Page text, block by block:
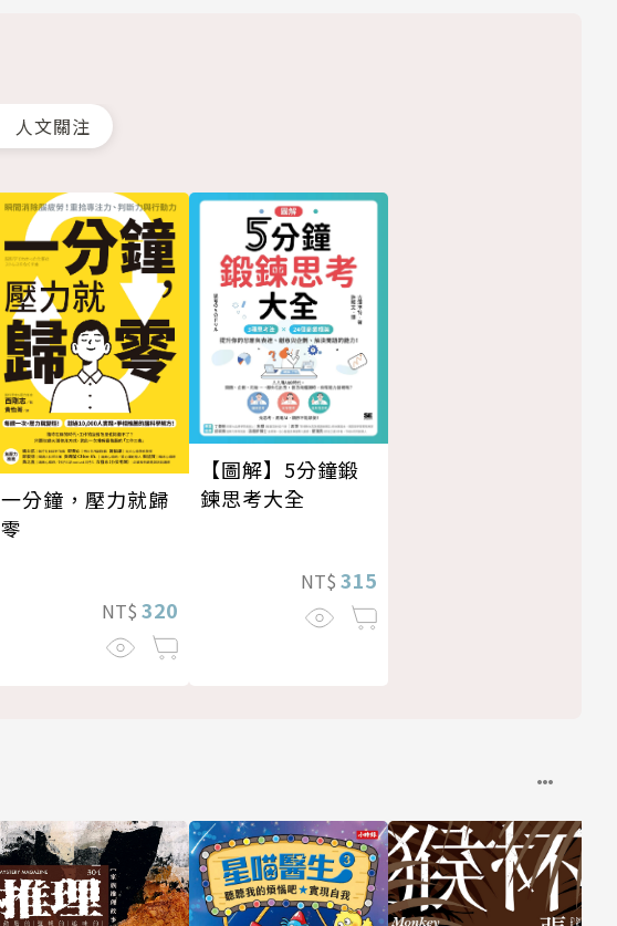
人文關注
一分鐘，壓力就歸
零
NT$ 320
【圖解】5分鐘鍛
鍊思考大全
NT$ 315